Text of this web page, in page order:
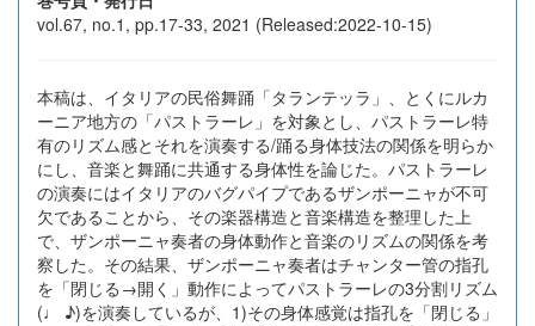
vol.67, no.1, pp.17-33, 2021 (Released:2022-10-15)
本稿は、イタリアの民俗舞踊「タランテッラ」、とくにルカ
ーニア地方の「パストラーレ」を対象とし、パストラーレ特
有のリズム感とそれを演奏する/踊る身体技法の関係を明らか
にし、音楽と舞踊に共通する身体性を論じた。パストラーレ
の演奏にはイタリアのバグパイプであるザンポーニャが不可
欠であることから、その楽器構造と音楽構造を整理した上
で、ザンポーニャ奏者の身体動作と音楽のリズムの関係を考
察した。その結果、ザンポーニャ奏者はチャンター管の指孔
を「閉じる→開く」動作によってパストラーレの3分割リズム
(♩ ♪)を演奏しているが、1)その身体感覚は指孔を「閉じる」